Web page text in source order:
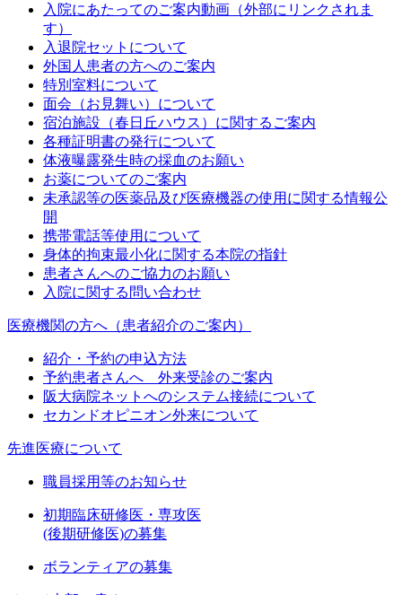
入院にあたってのご案内動画（外部にリンクされま
す）
入退院セットについて
外国人患者の方へのご案内
特別室料について
面会（お見舞い）について
宿泊施設（春日丘ハウス）に関するご案内
各種証明書の発行について
体液曝露発生時の採血のお願い
お薬についてのご案内
未承認等の医薬品及び医療機器の使用に関する情報公
開
携帯電話等使用について
身体的拘束最小化に関する本院の指針
患者さんへのご協力のお願い
入院に関する問い合わせ
医療機関の方へ（患者紹介のご案内）
紹介・予約の申込方法
予約患者さんへ 外来受診のご案内
阪大病院ネットへのシステム接続について
セカンドオピニオン外来について
先進医療について
職員採用等のお知らせ
初期臨床研修医・専攻医
(後期研修医)の募集
ボランティアの募集